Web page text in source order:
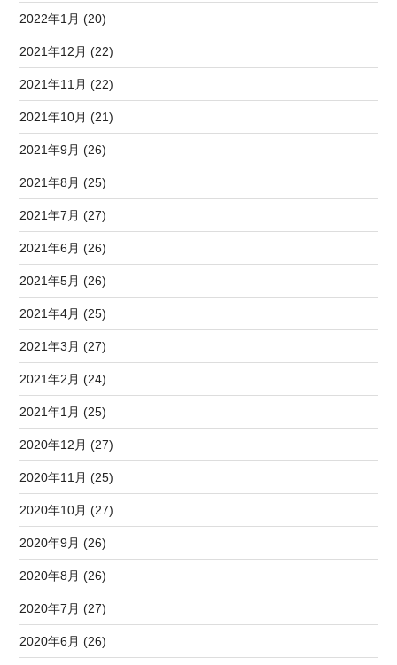
2022年1月 (20)
2021年12月 (22)
2021年11月 (22)
2021年10月 (21)
2021年9月 (26)
2021年8月 (25)
2021年7月 (27)
2021年6月 (26)
2021年5月 (26)
2021年4月 (25)
2021年3月 (27)
2021年2月 (24)
2021年1月 (25)
2020年12月 (27)
2020年11月 (25)
2020年10月 (27)
2020年9月 (26)
2020年8月 (26)
2020年7月 (27)
2020年6月 (26)